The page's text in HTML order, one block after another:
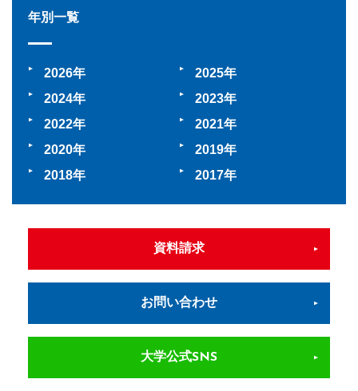
年別一覧
2026
2025
2024
2023
2022
2021
2020
2019
2018
2017
資料請求
お問い合わせ
大学公式SNS